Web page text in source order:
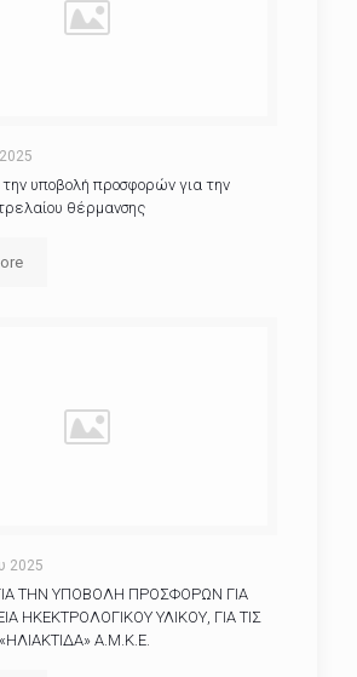
υποβολή προσφορών για την
θέρμανσης
2025
ΤΗΝ ΥΠΟΒΟΛΗ ΠΡΟΣΦΟΡΩΝ ΓΙΑ
ΗΚΕΚΤΡΟΛΟΓΙΚΟΥ ΥΛΙΚΟΥ, ΓΙΑ ΤΙΣ
Α.Μ.Κ.Ε.